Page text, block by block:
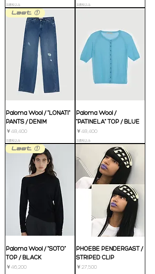
消費税込み 消費税込み
Last ①
Paloma Wool / "LONATI"
PANTS / DENIM
価格
￥48,400
消費税込み
Paloma Wool /
"PATINELA" TOP / BLUE
価格
￥48,400
消費税込み
Last ①
Paloma Wool / "SOTO"
TOP / BLACK
価格
￥46,200
PHOEBE PENDERGAST /
STRIPED CLIP
価格
￥27,500